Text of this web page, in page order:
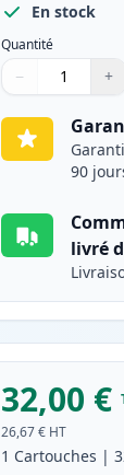
En stock
Quantité
Quantité
Utilisez les
− +
Quantité
90
livré
32,00 €
26,67 € HT
1 Cartouches |